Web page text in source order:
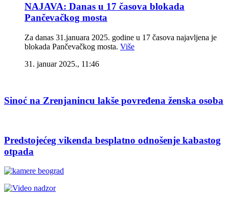
NAJAVA: Danas u 17 časova blokada
Pančevačkog mosta
Za danas 31.januara 2025. godine u 17 časova najavljena je
blokada Pančevačkog mosta. Više
31. januar 2025., 11:46
Sinoć na Zrenjanincu lakše povređena ženska osoba
Predstojećeg vikenda besplatno odnošenje kabastog
otpada